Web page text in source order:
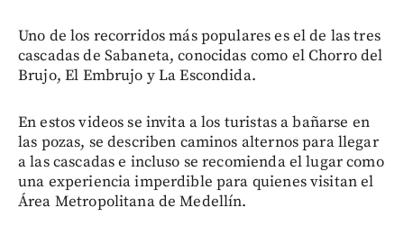
Uno de los recorridos más populares es el de las tres
cascadas de Sabaneta, conocidas como el Chorro del
Brujo, El Embrujo y La Escondida.
En estos videos se invita a los turistas a bañarse en
las pozas, se describen caminos alternos para llegar
a las cascadas e incluso se recomienda el lugar como
una experiencia imperdible para quienes visitan el
Área Metropolitana de Medellín.